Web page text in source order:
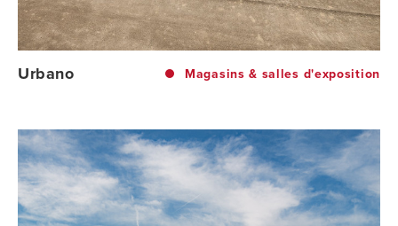
Urbano Magasins & salles d'exposition